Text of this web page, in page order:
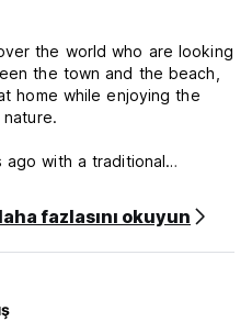
the world who are looking
the town and the beach,
home while enjoying the
ago with a traditional
and equipped so that
time to work, share or rest.
fazlasını okuyun